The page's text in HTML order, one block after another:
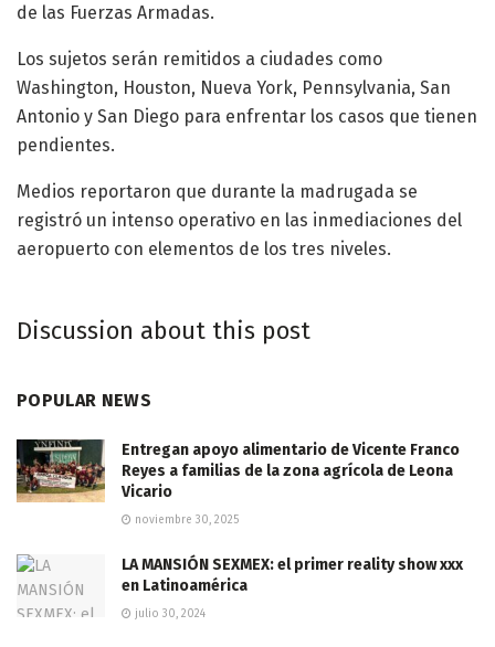
de las Fuerzas Armadas.
Los sujetos serán remitidos a ciudades como
Washington, Houston, Nueva York, Pennsylvania, San
Antonio y San Diego para enfrentar los casos que tienen
pendientes.
Medios reportaron que durante la madrugada se
registró un intenso operativo en las inmediaciones del
aeropuerto con elementos de los tres niveles.
Discussion about this post
POPULAR NEWS
Entregan apoyo alimentario de Vicente Franco
Reyes a familias de la zona agrícola de Leona
Vicario
noviembre 30, 2025
LA MANSIÓN SEXMEX: el primer reality show xxx
en Latinoamérica
julio 30, 2024